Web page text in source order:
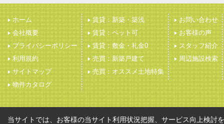
ホーム
会社概要
プライバシーポリシー
利用規約
サイトマップ
物件カタログ
賃貸：新築・築浅
賃貸：ペット可
賃貸：敷金・礼金0
売買：新築戸建て
売買：オススメ土地特集
お問い合わせ
お客様の声
スタッフ紹介
周辺施設検索
当サイトでは、お客様の当サイト利用状況把握、サービス向上検討